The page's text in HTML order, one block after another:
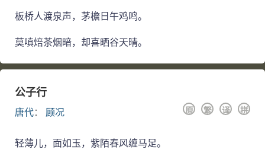
板桥人渡泉声，茅檐日午鸡鸣。
莫嗔焙茶烟暗，却喜晒谷天晴。
公子行
唐代： 顾况 拼
译
繁
原
轻薄儿，面如玉，紫陌春风缠马足。